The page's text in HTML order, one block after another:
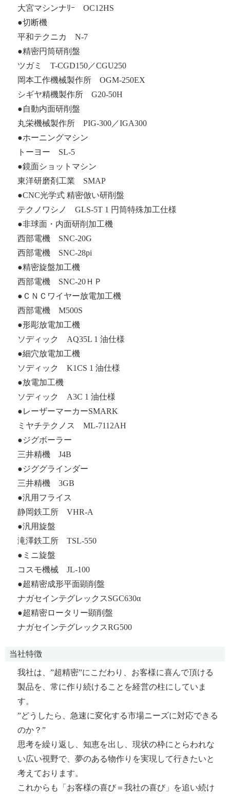
大宮マシンナﾘｰ OC12HS
●切断機
平和テクニカ N-7
●精密円筒研削盤
ツガミ T-CGD150／CGU250
岡本工作機械製作所 OGM-250EX
シギヤ精機製作所 G20-50H
●自動内面研削盤
丸栄機械製作所 PIG-300／IGA300
●ホーニングマシン
トーヨー SL-5
●鏡面ショットマシン
東洋研磨剤工業 SMAP
●CNC光学式 精密倣い研削盤
テクノワシノ GLS-5T 1 円筒特殊加工仕様
●非球面・内面研削加工機
西部電機 SNC-20G
西部電機 SNC-28pi
●精密旋盤加工機
西部電機 SNC-20ＨＰ
●ＣＮＣワイヤー放電加工機
西部電機 M500S
●形彫放電加工機
ソディック AQ35L 1 油仕様
●細穴放電加工機
ソディック K1CS 1 油仕様
●放電加工機
ソディック A3C 1 油仕様
●レーザーマーカーSMARK
ミヤチテクノス ML-7112AH
●ジグボーラー
三井精機 J4B
●ジググラインダー
三井精機 3GB
●汎用フライス
静岡鉄工所 VHR-A
●汎用旋盤
滝澤鉄工所 TSL-550
●ミニ旋盤
コスモ機械 JL-100
●超精密成形平面顕削盤
ナガセインテグレックスSGC630α
●超精密ロータリー顕削盤
ナガセインテグレックスRG500
当社特徴
我社は、”超精密”にこだわり、お客様に喜んで頂ける
製品を、常に作り続けることを経営の柱にしていま
す。
”どうしたら、急速に変化する市場ニーズに対応できる
のか？”
思考を繰り返し、知恵を出し、現状の枠にとらわれな
い広い視野で、夢のある物作りを実現して行きたいと
考えております。
これからも「お客様の喜び＝我社の喜び」を追い続け